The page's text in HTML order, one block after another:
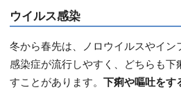
ウイルス感染
冬から春先は、ノロウイルスやイン
感染症が流行しやすく、どちらも下
すことがあります。 下痢や嘔吐をす